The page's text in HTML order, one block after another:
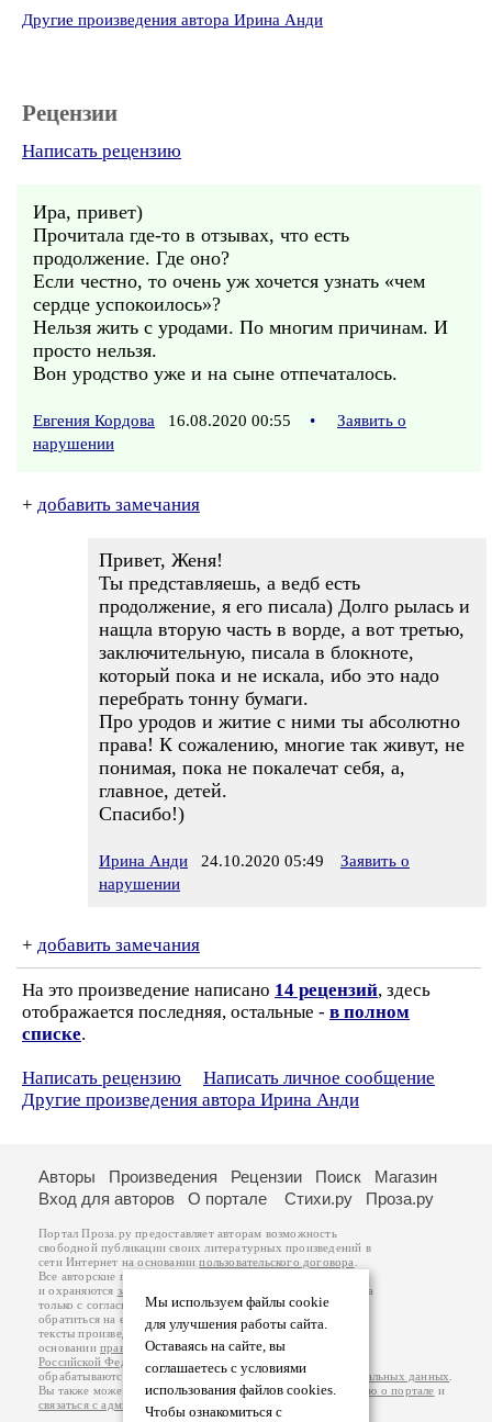
Другие произведения автора Ирина Анди
Рецензии
Написать рецензию
Ира, привет)
Прочитала где-то в отзывах, что есть
продолжение. Где оно?
Если честно, то очень уж хочется узнать «чем
сердце успокоилось»?
Нельзя жить с уродами. По многим причинам. И
просто нельзя.
Вон уродство уже и на сыне отпечаталось.
Евгения Кордова 16.08.2020 00:55 •
Заявить о
нарушении
+ добавить замечания
Привет, Женя!
Ты представляешь, а ведб есть
продолжение, я его писала) Долго рылась и
нащла вторую часть в ворде, а вот третью,
заключительную, писала в блокноте,
который пока и не искала, ибо это надо
перебрать тонну бумаги.
Про уродов и житие с ними ты абсолютно
права! К сожалению, многие так живут, не
понимая, пока не покалечат себя, а,
главное, детей.
Спасибо!)
Ирина Анди 24.10.2020 05:49
Заявить о
нарушении
+ добавить замечания
На это произведение написано 14 рецензий, здесь
отображается последняя, остальные - в полном
списке.
Написать рецензию
Написать личное сообщение
Другие произведения автора Ирина Анди
Мы используем файлы cookie
для улучшения работы сайта.
Оставаясь на сайте, вы
соглашаетесь с условиями
использования файлов cookies.
Чтобы ознакомиться с
Авторы Произведения Рецензии Поиск
Магазин
Вход для авторов
О портале Стихи.ру Проза.ру
Портал Проза.ру предоставляет авторам возможность
свободной публикации своих литературных произведений в
сети Интернет на основаниипользовательского договора
Все авторские права на произведения принадлежат авторам
и охраняются законом
. Перепечатка произведений возможна
только с согласия его автора, к которому вы можете
обратиться на его авторской странице. Ответственность за
тексты произведений авторы несут самостоятельно на
основанииправил публикацииизаконодательства
Российской Федерации
обрабатываются на основанииПолитики обработки персональных данных
Вы также можете посмотреть более подробнуюинформацию о портале и
связаться с администрацией